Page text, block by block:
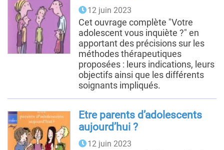
12 juin 2023
Cet ouvrage complète "Votre
adolescent vous inquiète ?" en
apportant des précisions sur les
méthodes thérapeutiques
proposées : leurs indications, leurs
objectifs ainsi que les différents
soignants impliqués.
Etre parents d’adolescents
aujourd’hui ?
12 juin 2023